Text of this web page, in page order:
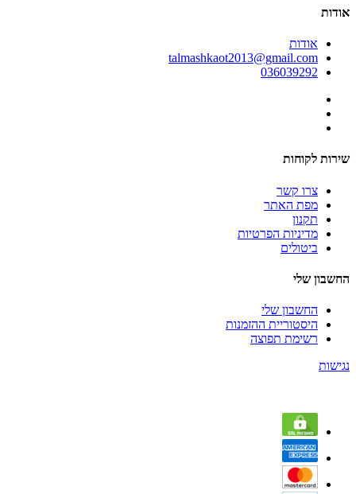
אודות
אודות
talmashkaot2013@gmail.com
036039292
שירות לקוחות
צרו קשר
מפת האתר
תקנון
מדיניות הפרטיות
ביטולים
החשבון שלי
החשבון שלי
היסטוריית ההזמנות
רשימת תפוצה
נגישות